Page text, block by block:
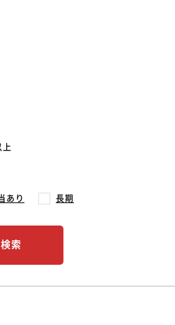
上
あり 長期
索